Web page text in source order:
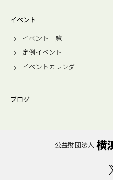
イベント
イベント一覧
定例イベント
イベントカレンダー
ブログ